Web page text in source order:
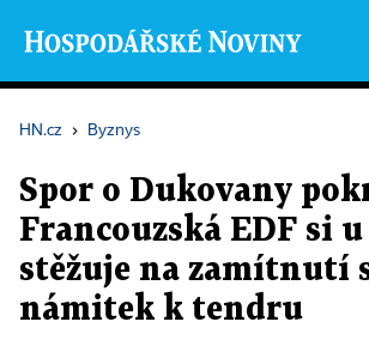
HN.cz › Byznys
Spor o Dukovany
Francouzská EDF si
stěžuje na zamítnutí
námitek k tendru